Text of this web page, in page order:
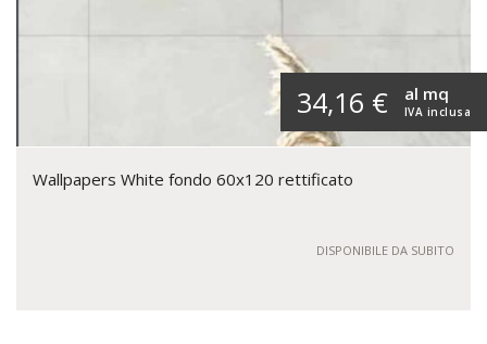
34,16 € IVA inclusa
al mq
Wallpapers White fondo 60x120 rettificato
DISPONIBILE DA SUBITO